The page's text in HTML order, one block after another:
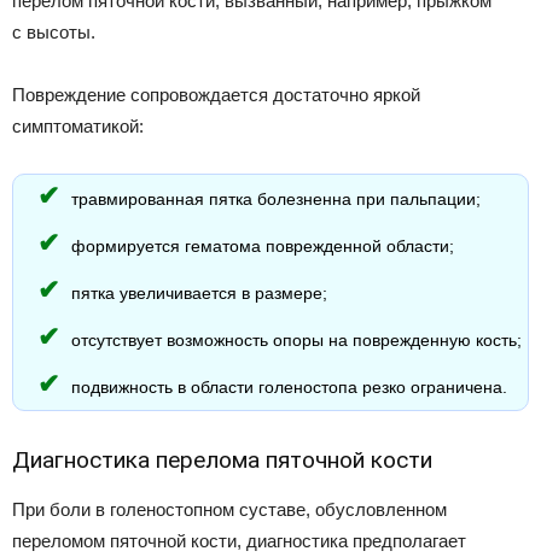
с высоты.
Повреждение сопровождается достаточно яркой
симптоматикой:
травмированная пятка болезненна при пальпации;
формируется гематома поврежденной области;
пятка увеличивается в размере;
отсутствует возможность опоры на поврежденную кость;
подвижность в области голеностопа резко ограничена.
Диагностика перелома пяточной кости
При боли в голеностопном суставе, обусловленном
переломом пяточной кости, диагностика предполагает